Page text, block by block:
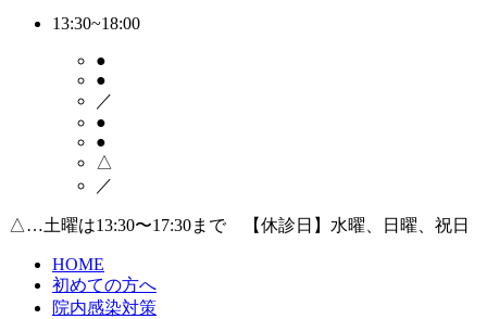
13:30~18:00
●
●
／
●
●
△
／
△…土曜は13:30〜17:30まで 【休診日】水曜、日曜、祝日
HOME
初めての方へ
院内感染対策